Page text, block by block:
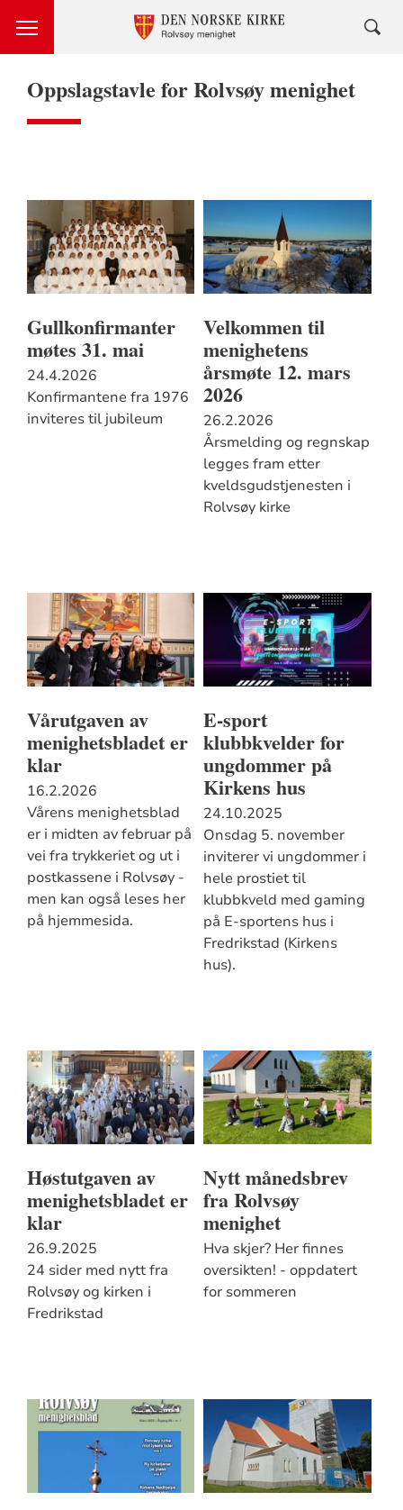
Oppslagstavle for Rolvsøy menighet
Gullkonfirmanter
møtes 31. mai
24.4.2026
Konfirmantene fra 1976
inviteres til jubileum
Velkommen til
menighetens
årsmøte 12. mars
2026
26.2.2026
Årsmelding og regnskap
legges fram etter
kveldsgudstjenesten i
Rolvsøy kirke
Vårutgaven av
menighetsbladet er
klar
16.2.2026
Vårens menighetsblad
er i midten av februar på
vei fra trykkeriet og ut i
postkassene i Rolvsøy -
men kan også leses her
på hjemmesida.
E-sport
klubbkvelder for
ungdommer på
Kirkens hus
24.10.2025
Onsdag 5. november
inviterer vi ungdommer i
hele prostiet til
klubbkveld med gaming
på E-sportens hus i
Fredrikstad (Kirkens
hus).
Høstutgaven av
menighetsbladet er
klar
26.9.2025
24 sider med nytt fra
Rolvsøy og kirken i
Fredrikstad
Nytt månedsbrev
fra Rolvsøy
menighet
Hva skjer? Her finnes
oversikten! - oppdatert
for sommeren